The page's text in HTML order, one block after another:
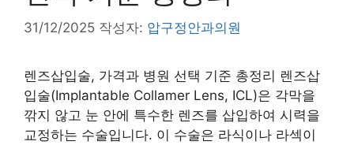
31/12/2025 작성자: 압구정안과의원
렌즈삽입술, 가격과 병원 선택 기준 총정리 렌즈삽
입술(Implantable Collamer Lens, ICL)은 각막을
깎지 않고 눈 안에 특수한 렌즈를 삽입하여 시력을
교정하는 수술입니다. 이 수술은 라식이나 라섹이